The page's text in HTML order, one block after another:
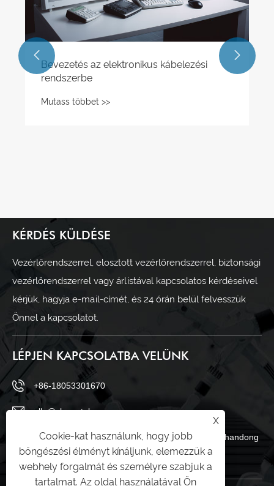
 
KÉRDÉS KÜLDÉSE
Vezérlőrendszerrel, elosztott vezérlőrendszerrel, biztonsági
vezérlőrendszerrel vagy árlistával kapcsolatos kérdéseivel
kérjük, hagyja e-mail-címét, és 24 órán belül felvesszük
Önnel a kapcsolatot.
LÉPJEN KAPCSOLATBA VELÜNK
+86-18053301670
ella@chuwntek.com
69 Sanying Road, Zahngdian District, Zibo City, Shandong
tartomány, Kína
X
Cookie-kat használunk, hogy jobb
böngészési élményt kínáljunk, elemezzük a
webhely forgalmát és személyre szabjuk a
tartalmat. Az oldal használatával Ön